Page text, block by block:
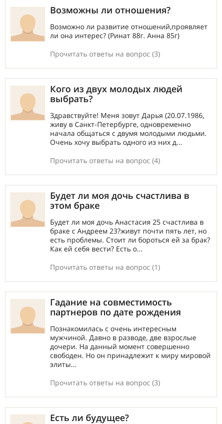
Возможны ли отношения?
Возможно ли развитие отношений,проявляет
ли она интерес? (Ринат 88г. Анна 85г)
Прочитать ответы на вопрос (3)
Кого из двух молодых людей
выбрать?
Здравствуйте! Меня зовут Дарья (20.07.1986,
живу в Санкт-Петербурге, одновременно
начала общаться с двумя молодыми людьми.
Очень хочу выбрать одного из них д...
Прочитать ответы на вопрос (4)
Будет ли моя дочь счастлива в
этом браке
Будет ли моя дочь Анастасия 25 счастлива в
браке с Андреем 23?живут почти пять лет, но
есть проблемы. Стоит ли бороться ей за брак?
Как ей себя вести? Есть о...
Прочитать ответы на вопрос (1)
Гадание на совместимость
партнеров по дате рождения
Познакомилась с очень интересным
мужчиной. Давно в разводе, две взрослые
дочери. На данный момент совершенно
свободен. Но он принадлежит к миру мировой
элиты...
Прочитать ответы на вопрос (3)
Есть ли будущее?